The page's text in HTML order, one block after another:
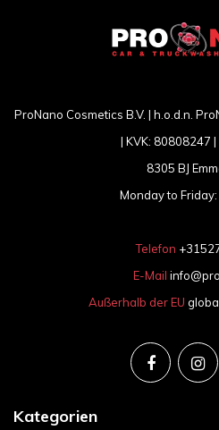
ProNano Cosmetics B.V. | h.o.d.n.
| KVK: 80808247
8305 BJ
Monday to
Telefon
E-Mail
Außerhalb der EU
Kategorien